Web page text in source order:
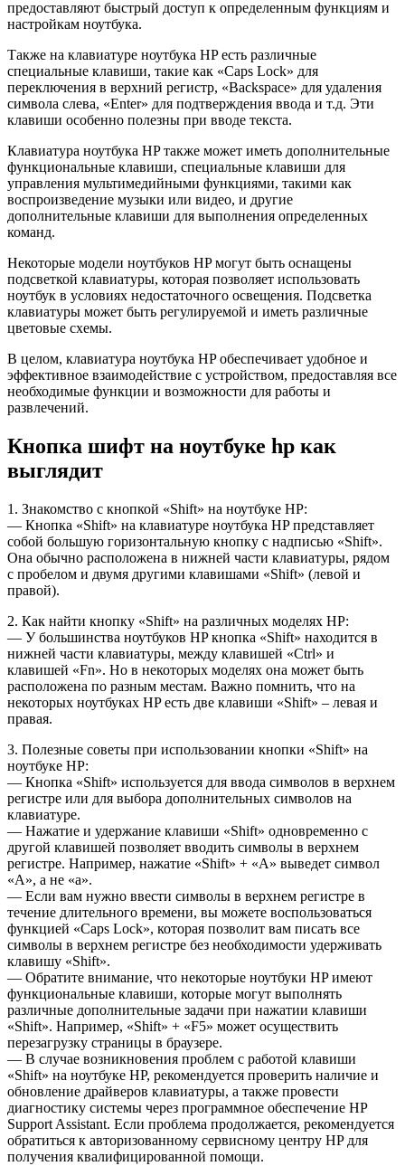
предоставляют быстрый доступ к определенным функциям и
настройкам ноутбука.
Также на клавиатуре ноутбука HP есть различные
специальные клавиши, такие как «Caps Lock» для
переключения в верхний регистр, «Backspace» для удаления
символа слева, «Enter» для подтверждения ввода и т.д. Эти
клавиши особенно полезны при вводе текста.
Клавиатура ноутбука HP также может иметь дополнительные
функциональные клавиши, специальные клавиши для
управления мультимедийными функциями, такими как
воспроизведение музыки или видео, и другие
дополнительные клавиши для выполнения определенных
команд.
Некоторые модели ноутбуков HP могут быть оснащены
подсветкой клавиатуры, которая позволяет использовать
ноутбук в условиях недостаточного освещения. Подсветка
клавиатуры может быть регулируемой и иметь различные
цветовые схемы.
В целом, клавиатура ноутбука HP обеспечивает удобное и
эффективное взаимодействие с устройством, предоставляя все
необходимые функции и возможности для работы и
развлечений.
Кнопка шифт на ноутбуке hp как
выглядит
1. Знакомство с кнопкой «Shift» на ноутбуке HP:
— Кнопка «Shift» на клавиатуре ноутбука HP представляет
собой большую горизонтальную кнопку с надписью «Shift».
Она обычно расположена в нижней части клавиатуры, рядом
с пробелом и двумя другими клавишами «Shift» (левой и
правой).
2. Как найти кнопку «Shift» на различных моделях HP:
— У большинства ноутбуков HP кнопка «Shift» находится в
нижней части клавиатуры, между клавишей «Ctrl» и
клавишей «Fn». Но в некоторых моделях она может быть
расположена по разным местам. Важно помнить, что на
некоторых ноутбуках HP есть две клавиши «Shift» – левая и
правая.
3. Полезные советы при использовании кнопки «Shift» на
ноутбуке HP:
— Кнопка «Shift» используется для ввода символов в верхнем
регистре или для выбора дополнительных символов на
клавиатуре.
— Нажатие и удержание клавиши «Shift» одновременно с
другой клавишей позволяет вводить символы в верхнем
регистре. Например, нажатие «Shift» + «A» выведет символ
«А», а не «а».
— Если вам нужно ввести символы в верхнем регистре в
течение длительного времени, вы можете воспользоваться
функцией «Caps Lock», которая позволит вам писать все
символы в верхнем регистре без необходимости удерживать
клавишу «Shift».
— Обратите внимание, что некоторые ноутбуки HP имеют
функциональные клавиши, которые могут выполнять
различные дополнительные задачи при нажатии клавиши
«Shift». Например, «Shift» + «F5» может осуществить
перезагрузку страницы в браузере.
— В случае возникновения проблем с работой клавиши
«Shift» на ноутбуке HP, рекомендуется проверить наличие и
обновление драйверов клавиатуры, а также провести
диагностику системы через программное обеспечение HP
Support Assistant. Если проблема продолжается, рекомендуется
обратиться к авторизованному сервисному центру HP для
получения квалифицированной помощи.